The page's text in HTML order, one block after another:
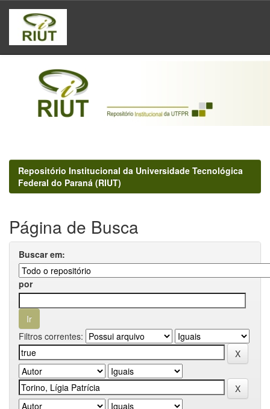
Skip
navigation
Repositório Institucional da Universidade Tecnológica
Federal do Paraná (RIUT)
Página de Busca
Buscar em:
por
Filtros correntes: